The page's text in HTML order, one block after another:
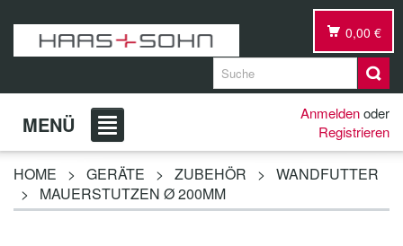
0,00 €
MENÜ Anmeldenoder
Registrieren
HOME > GERÄTE > ZUBEHÖR >
WANDFUTTER
>
MAUERSTUTZEN Ø 200MM